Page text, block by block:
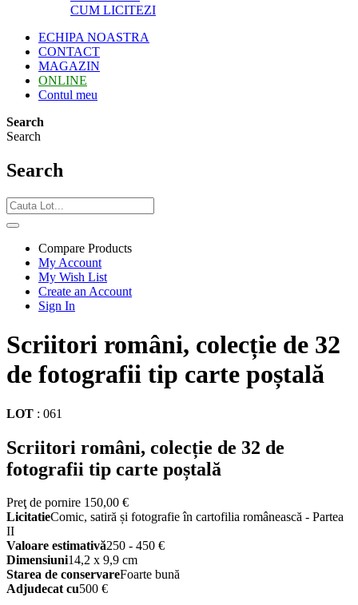
CUM LICITEZI
ECHIPA NOASTRA
CONTACT
MAGAZIN
ONLINE
Contul meu
Search
Search
Search
Compare Products
My Account
My Wish List
Create an Account
Sign In
Scriitori români, colecție de 32
de fotografii tip carte poștală
LOT : 061
Scriitori români, colecție de 32 de
fotografii tip carte poștală
Preţ de pornire 150,00 €
LicitatieComic, satiră și fotografie în cartofilia românească - Partea
II
Valoare estimativă250 - 450 €
Dimensiuni14,2 x 9,9 cm
Starea de conservareFoarte bună
Adjudecat cu500 €